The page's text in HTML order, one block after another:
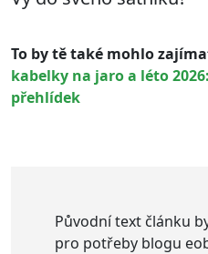
To by tě také mohlo
kabelky na jaro a léto
přehlídek
Původní text článku
pro potřeby blogu